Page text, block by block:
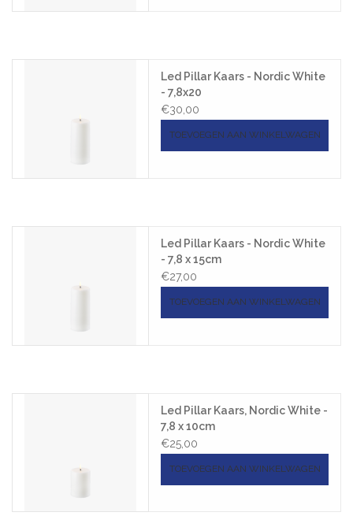
Led Pillar Kaars - Nordic White
- 7,8x20
€30,00
TOEVOEGEN AAN WINKELWAGEN
Led Pillar Kaars - Nordic White
- 7,8 x 15cm
€27,00
TOEVOEGEN AAN WINKELWAGEN
Led Pillar Kaars, Nordic White -
7,8 x 10cm
€25,00
TOEVOEGEN AAN WINKELWAGEN